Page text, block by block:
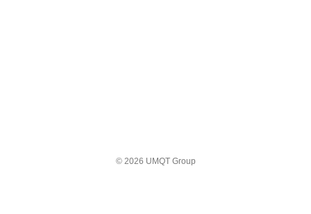
© 2026 UMQT Group